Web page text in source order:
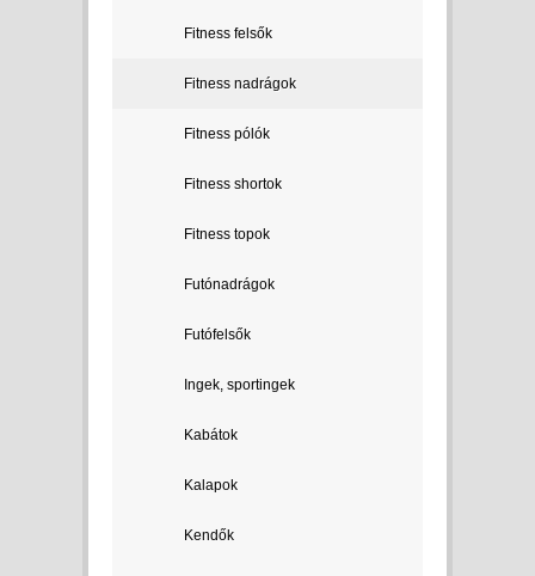
Fitness felsők
Fitness nadrágok
Fitness pólók
Fitness shortok
Fitness topok
Futónadrágok
Futófelsők
Ingek, sportingek
Kabátok
Kalapok
Kendők